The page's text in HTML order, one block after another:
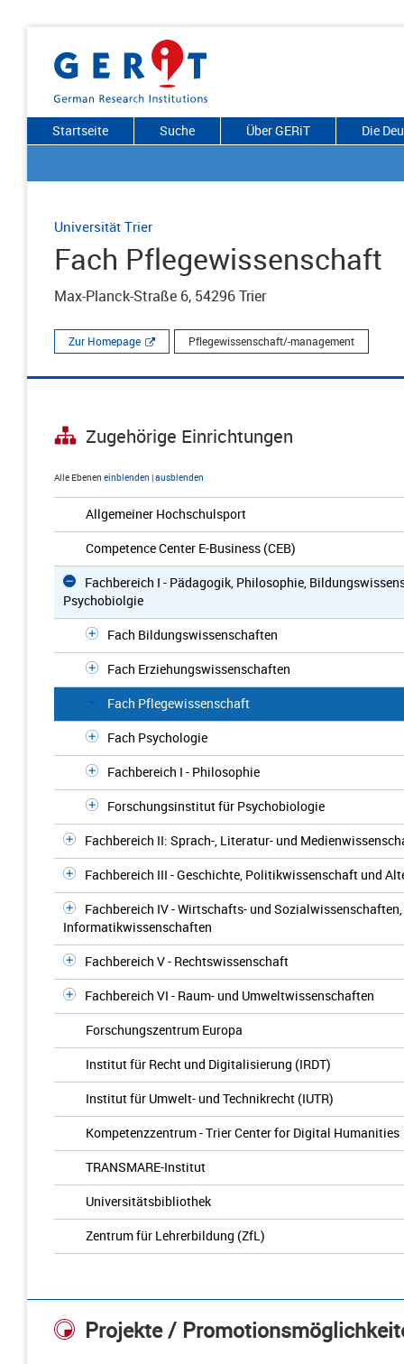
Startseite Suche Über GERiT Die
Universität Trier
Fach Pflegewissenschaft
Max-Planck-Straße 6, 54296 Trier
Zur Homepage Pflegewissenschaft/-management
Zugehörige Einrichtungen
Alle Ebenen einblenden |ausblenden
Allgemeiner Hochschulsport
Competence Center E-Business (CEB)
Fachbereich I - Pädagogik, Philosophie,
Psychobiolgie
Fach Bildungswissenschaften
Fach Erziehungswissenschaften
Fach Pflegewissenschaft
Fach Psychologie
Fachbereich I - Philosophie
Forschungsinstitut für Psychobiologie
Fachbereich II: Sprach-, Literatur- und
Fachbereich III - Geschichte, Politikwissenschaft und
Fachbereich IV - Wirtschafts- und
Informatikwissenschaften
Fachbereich V - Rechtswissenschaft
Fachbereich VI - Raum- und Umweltwissenschaften
Forschungszentrum Europa
Institut für Recht und Digitalisierung (IRDT)
Institut für Umwelt- und Technikrecht (IUTR)
Kompetenzzentrum - Trier Center for Digital Humanities
TRANSMARE-Institut
Universitätsbibliothek
Zentrum für Lehrerbildung (ZfL)
Projekte /